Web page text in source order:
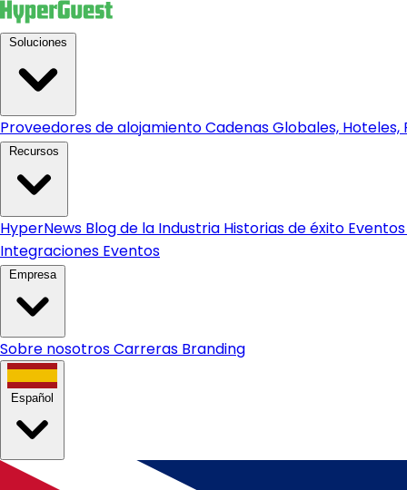
Proveedores de alojamientoCadenas Globales, Hoteles,
HyperNews Blog de la Industria Historias de éxito Eventos
Integraciones Eventos
Empresa
Sobre nosotrosCarreras Branding
Español